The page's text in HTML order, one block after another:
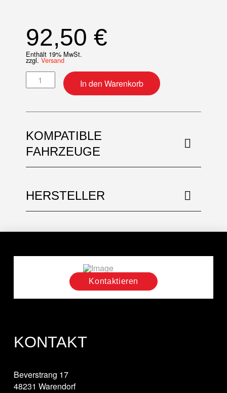
92,50 €
Enthält 19% MwSt.
zzgl. Versand
Umlenkung Reparatur-Kit Menge
In den Warenkorb
KOMPATIBLE
FAHRZEUGE
HERSTELLER
Kontaktieren
KONTAKT
Beverstrang 17
48231 Warendorf